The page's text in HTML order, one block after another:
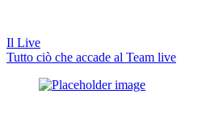
Il Live
Tutto ciò che accade al Team live